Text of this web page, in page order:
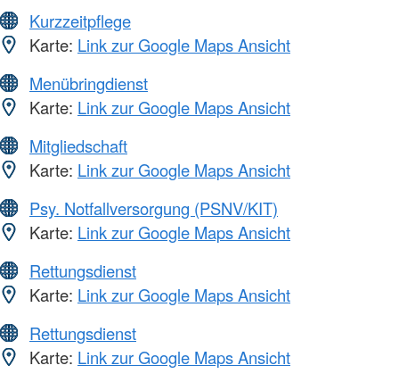
Kurzzeitpflege
Karte: Link zur Google Maps Ansicht
Menübringdienst
Karte: Link zur Google Maps Ansicht
Mitgliedschaft
Karte: Link zur Google Maps Ansicht
Psy. Notfallversorgung (PSNV/KIT)
Karte: Link zur Google Maps Ansicht
Rettungsdienst
Karte: Link zur Google Maps Ansicht
Rettungsdienst
Karte: Link zur Google Maps Ansicht